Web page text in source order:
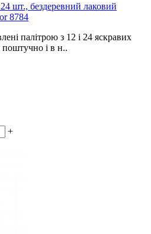
шт., бездеревний лаковий
8784
палітрою з 12 і 24 яскравих
поштучно і в н..
+